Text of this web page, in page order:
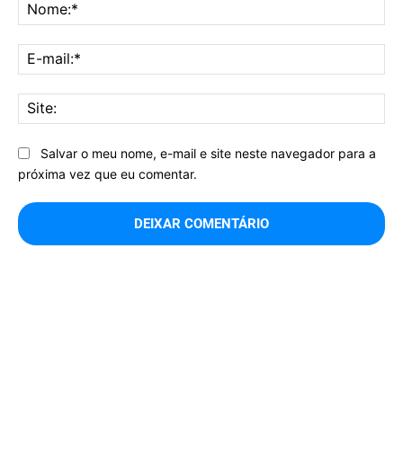
Salvar o meu nome, e-mail e site neste navegador para a
próxima vez que eu comentar.